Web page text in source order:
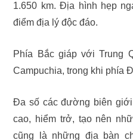
1.650 km. Địa hình hẹp
điểm địa lý độc đáo.
Phía Bắc giáp với Trung
Campuchia, trong khi phía
Đa số các đường biên
cao, hiểm trở, tạo nên
cũng là những địa bàn